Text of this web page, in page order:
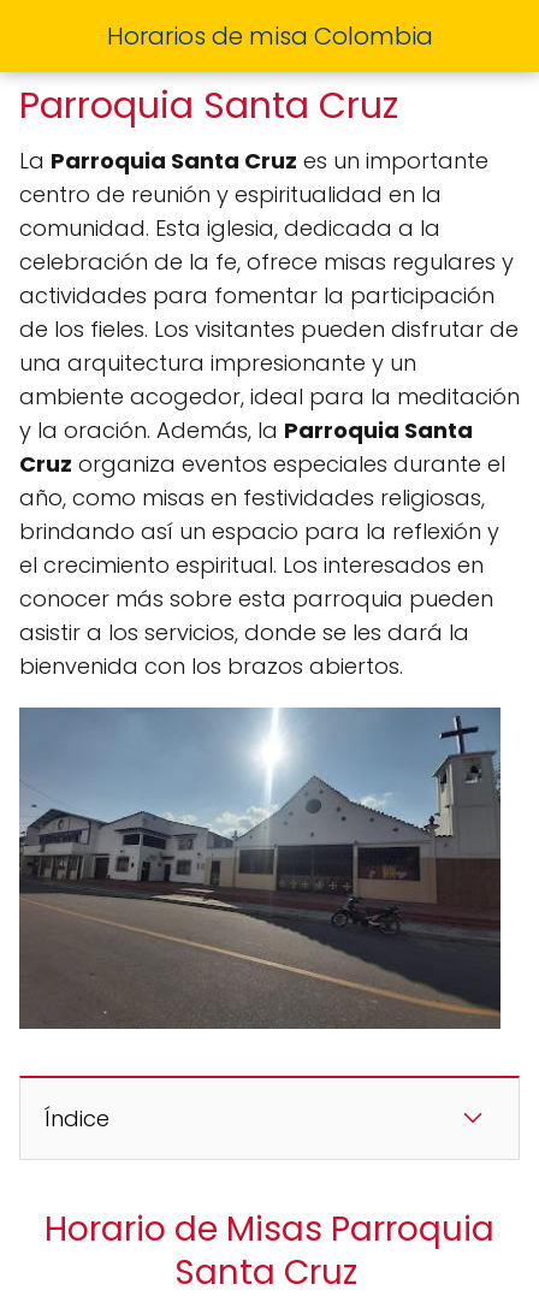
Horarios de misa Colombia
Parroquia Santa Cruz
La Parroquia Santa Cruz es un importante
centro de reunión y espiritualidad en la
comunidad. Esta iglesia, dedicada a la
celebración de la fe, ofrece misas regulares y
actividades para fomentar la participación
de los fieles. Los visitantes pueden disfrutar de
una arquitectura impresionante y un
ambiente acogedor, ideal para la meditación
y la oración. Además, la Parroquia Santa
Cruz organiza eventos especiales durante el
año, como misas en festividades religiosas,
brindando así un espacio para la reflexión y
el crecimiento espiritual. Los interesados en
conocer más sobre esta parroquia pueden
asistir a los servicios, donde se les dará la
bienvenida con los brazos abiertos.
Índice
Horario de Misas Parroquia
Santa Cruz